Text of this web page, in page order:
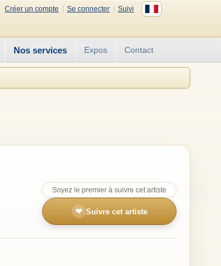
Créer un compte Se connecter
Suivi
Nos services Expos Contact
Soyez le premier à suivre cet artiste
❤ Suivre cet artiste